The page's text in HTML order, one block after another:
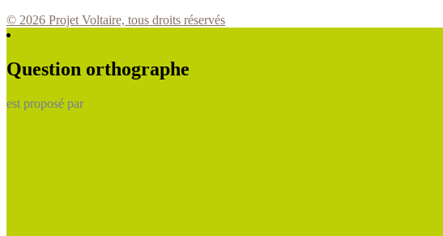
© 2026 Projet Voltaire, tous droits réservés
Question orthographe
est proposé par